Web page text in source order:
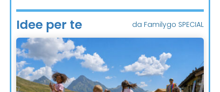
Idee per te da Familygo SPECIAL